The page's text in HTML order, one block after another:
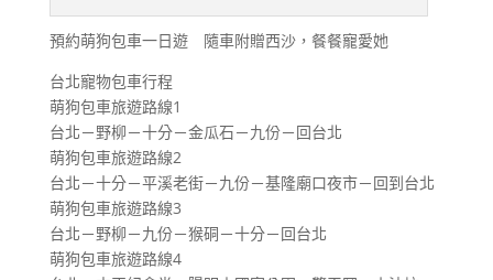
預約萌狗包車一日遊 隨車附贈西沙，餐餐寵愛她
台北寵物包車行程
萌狗包車旅遊路線1
台北－野柳－十分－金瓜石－九份－回台北
萌狗包車旅遊路線2
台北－十分－平溪老街－九份－基隆廟口夜市－回到台北
萌狗包車旅遊路線3
台北－野柳－九份－猴硐－十分－回台北
萌狗包車旅遊路線4